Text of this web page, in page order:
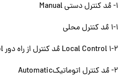
۱- مُد کنترل دستی Manual
۱-۱ مُد کنترل محلی
Local Control 1-2 مُد کنترل از راه دور Remote Control
۲- مُد کنترل اتوماتیکAutomatic